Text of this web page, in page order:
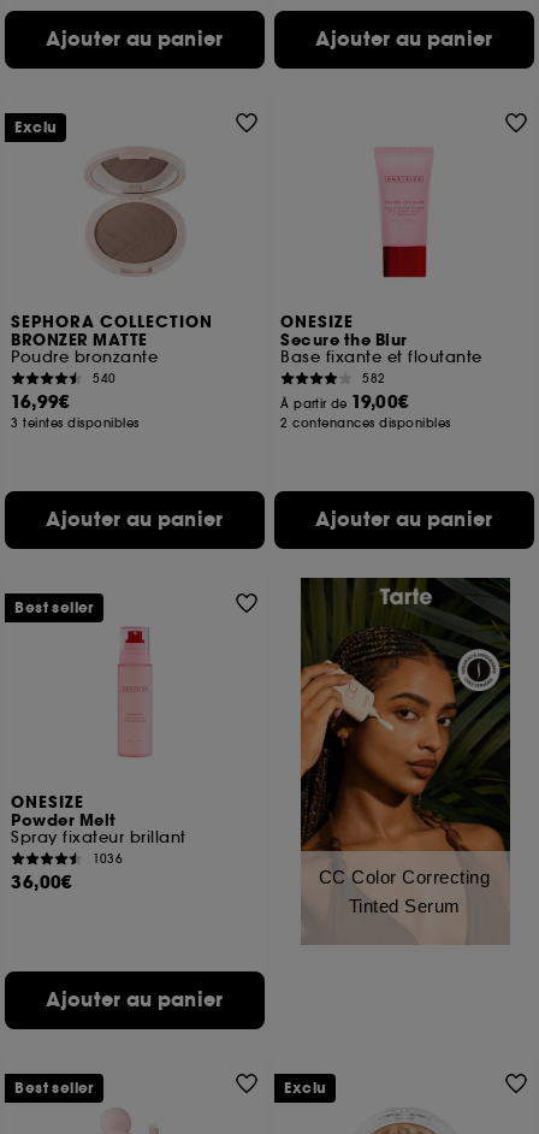
Ajouter au panier Ajouter au panier
SEPHORA COLLECTION
BRONZER MATTE
Poudre bronzante
540
16,99€
3 teintes disponibles
Ajouter au panier
Exclu
ONESIZE
Secure the Blur
Base fixante et floutante
582
À partir de 19,00€
2 contenances disponibles
Ajouter au panier
ONESIZE
Powder Melt
Spray fixateur brillant
1036
36,00€
Ajouter au panier
Best seller
CC Color Correcting
Tinted Serum
Best seller Exclu